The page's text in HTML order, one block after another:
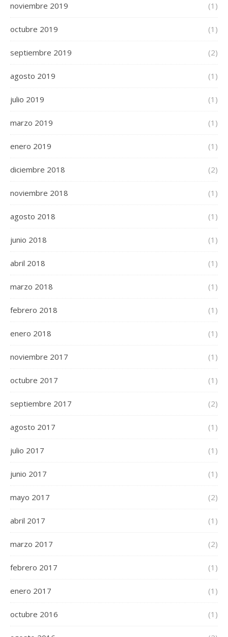
noviembre 2019 (1)
octubre 2019 (1)
septiembre 2019 (2)
agosto 2019 (1)
julio 2019 (1)
marzo 2019 (1)
enero 2019 (1)
diciembre 2018 (2)
noviembre 2018 (1)
agosto 2018 (1)
junio 2018 (1)
abril 2018 (1)
marzo 2018 (1)
febrero 2018 (1)
enero 2018 (1)
noviembre 2017 (1)
octubre 2017 (1)
septiembre 2017 (2)
agosto 2017 (1)
julio 2017 (1)
junio 2017 (1)
mayo 2017 (2)
abril 2017 (1)
marzo 2017 (2)
febrero 2017 (1)
enero 2017 (1)
octubre 2016 (1)